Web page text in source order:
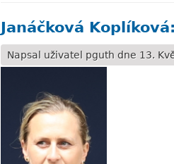
Janáčková
Napsal uživatel pguth dne 13.